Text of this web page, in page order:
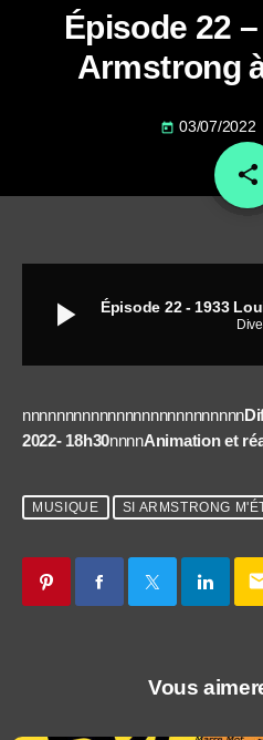
Épisode 22
Armstrong
today 03/07/2022
share
email
play_arrow Épisode 22 - 1933
nnnnnnnnnnnnnnnnnnnnnnnnnn
2022- 18h30nnnnAnimation et
MUSIQUE SI ARMSTRONG
Vous